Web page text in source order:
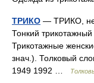
ТРИКО — ТРИКО,
Тонкий
Трикотажные
знач.). Толковый
1949 1992 …